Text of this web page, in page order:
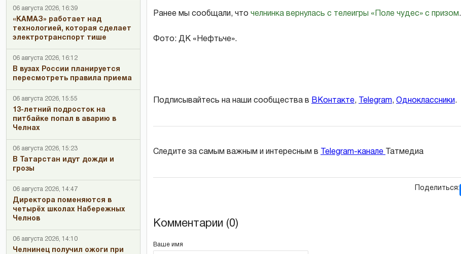
06 августа 2026, 16:39
«КАМАЗ» работает над
технологией, которая сделает
электротранспорт тише
06 августа 2026, 16:12
В вузах России планируется
пересмотреть правила приема
06 августа 2026, 15:55
13-летний подросток на
питбайке попал в аварию в
Челнах
06 августа 2026, 15:23
В Татарстан идут дожди и
грозы
06 августа 2026, 14:47
Директора поменяются в
четырёх школах Набережных
Челнов
06 августа 2026, 14:10
Челнинец получил ожоги при
Ранее мы сообщали, что челнинка вернулась с телеигры «Поле чудес» с призом.
Фото: ДК «Нефтьче».
Подписывайтесь на наши сообщества в ВКонтакте, Telegram, Одноклассники .
Следите за самым важным и интересным в Telegram-канале Татмедиа
Поделиться:
Комментарии (0)
Ваше имя